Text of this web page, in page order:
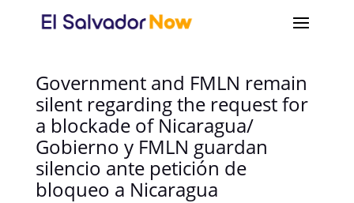
Government and FMLN remain
silent regarding the request for
a blockade of Nicaragua/
Gobierno y FMLN guardan
silencio ante petición de
bloqueo a Nicaragua